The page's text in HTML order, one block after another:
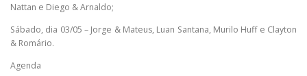
Nattan e Diego & Arnaldo;
Sábado, dia 03/05 – Jorge & Mateus, Luan Santana, Murilo Huff e Clayton
& Romário.
Agenda